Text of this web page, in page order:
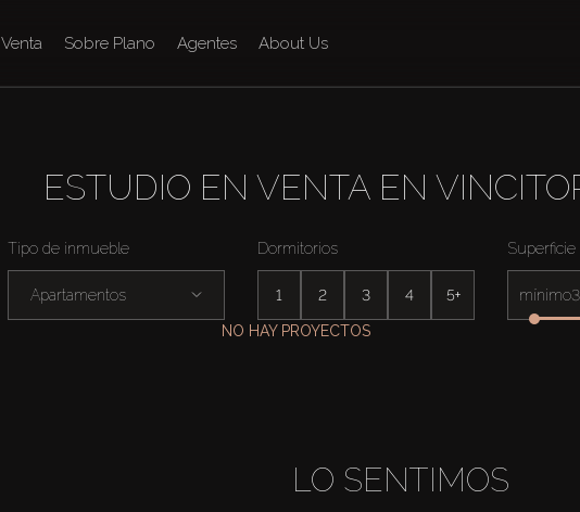
Venta Sobre Plano Agentes About Us
ESTUDIO EN VENTA EN
Tipo de inmueble
Apartamentos
Dormitorios
1 2 3 4 5+
Superficie
mínimo
NO HAY PROYECTOS
LO SENTIMOS